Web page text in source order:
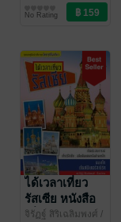
ตะวันตก/ สำนัก
พิมพ์ฟอร์เวิร์ด
No Rating
ได้เวลาเที่ยว
รัสเซีย หนังสือ
เที่ยวประเทศ
จิรัฏฐ์ สิริเฉลิมพงศ์ /